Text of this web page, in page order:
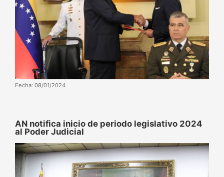
Fecha: 08/01/2024
AN notifica inicio de periodo legislativo 2024
al Poder Judicial